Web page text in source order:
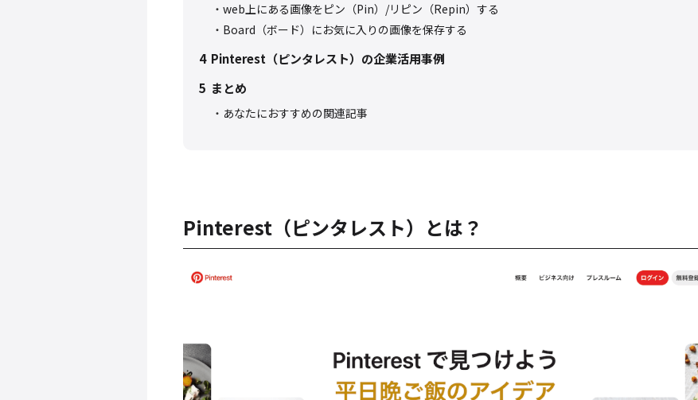
web上にある画像をピン（Pin）/リピン（Repin）する
Board（ボード）にお気に入りの画像を保存する
4 Pinterest（ピンタレスト）の企業活用事例
5 まとめ
あなたにおすすめの関連記事
Pinterest（ピンタレスト）とは？